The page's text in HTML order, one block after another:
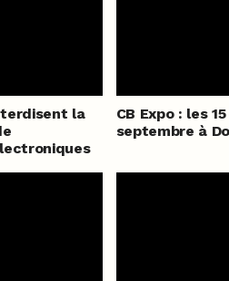
la
CB Expo : les
septembre à